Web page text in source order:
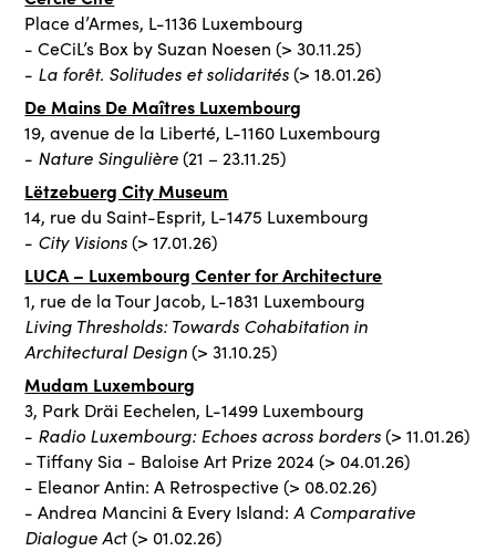
Place d’Armes, L-1136 Luxembourg
- CeCiL’s Box by Suzan Noesen (> 30.11.25)
- La forêt. Solitudes et solidarités(> 18.01.26)
De Mains De Maîtres Luxembourg
19, avenue de la Liberté, L-1160 Luxembourg
- Nature Singulière(21 – 23.11.25)
Lëtzebuerg City Museum
14, rue du Saint-Esprit, L-1475 Luxembourg
- City Visions(> 17.01.26)
LUCA – Luxembourg Center for Architecture
1, rue de la Tour Jacob, L-1831 Luxembourg
Living Thresholds: Towards Cohabitation in
Architectural Design(> 31.10.25)
Mudam Luxembourg
3, Park Dräi Eechelen, L-1499 Luxembourg
- Radio Luxembourg: Echoes across borders(> 11.01.26)
- Tiffany Sia - Baloise Art Prize 2024 (> 04.01.26)
- Eleanor Antin: A Retrospective (> 08.02.26)
- Andrea Mancini & Every Island:A Comparative
Dialogue Act (> 01.02.26)